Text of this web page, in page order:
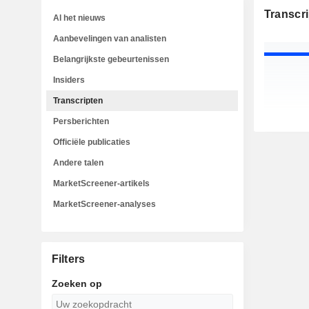
Al het nieuws
Aanbevelingen van analisten
Belangrijkste gebeurtenissen
Insiders
Transcripten
Persberichten
Officiële publicaties
Andere talen
MarketScreener-artikels
MarketScreener-analyses
Filters
Zoeken op